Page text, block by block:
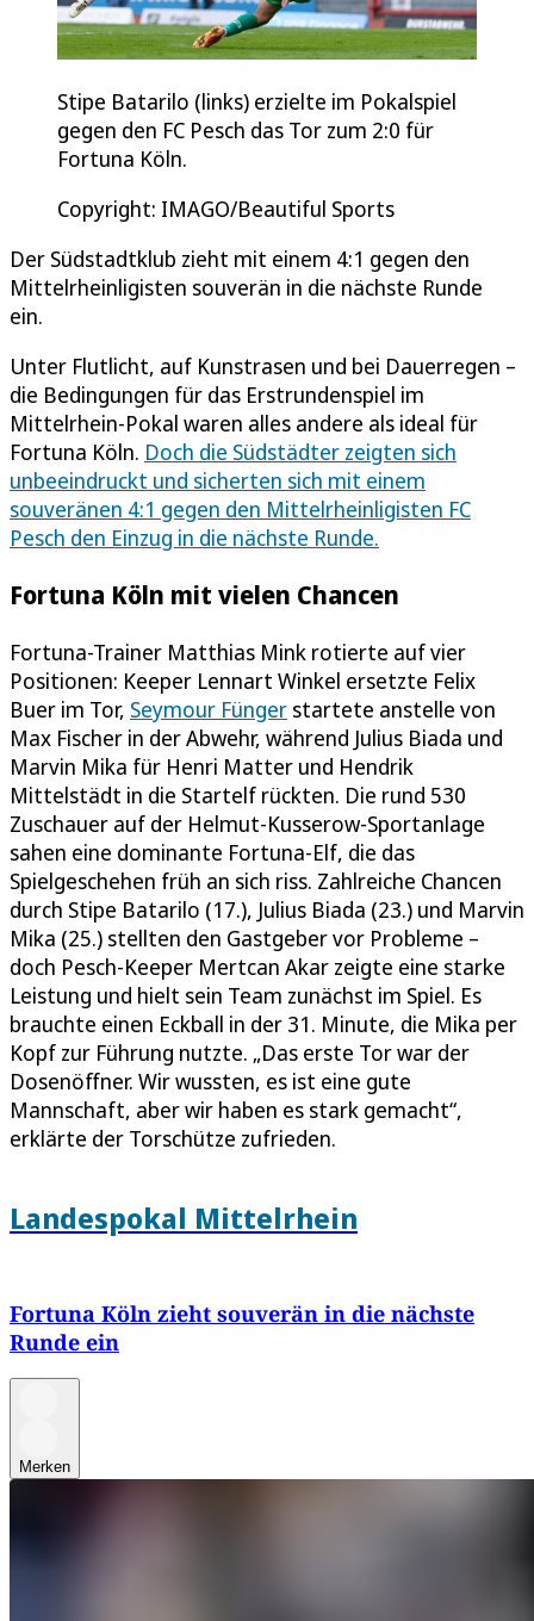
Stipe Batarilo (links) erzielte im Pokalspiel
gegen den FC Pesch das Tor zum 2:0 für
Fortuna Köln.
Copyright: IMAGO/Beautiful Sports
Der Südstadtklub zieht mit einem 4:1 gegen den
Mittelrheinligisten souverän in die nächste Runde
ein.
Unter Flutlicht, auf Kunstrasen und bei Dauerregen –
die Bedingungen für das Erstrundenspiel im
Mittelrhein-Pokal waren alles andere als ideal für
Fortuna Köln. Doch die Südstädter zeigten sich
unbeeindruckt und sicherten sich mit einem
souveränen 4:1 gegen den Mittelrheinligisten FC
Pesch den Einzug in die nächste Runde.
Fortuna Köln mit vielen Chancen
Fortuna-Trainer Matthias Mink rotierte auf vier
Positionen: Keeper Lennart Winkel ersetzte Felix
Buer im Tor, Seymour Fünger startete anstelle von
Max Fischer in der Abwehr, während Julius Biada und
Marvin Mika für Henri Matter und Hendrik
Mittelstädt in die Startelf rückten. Die rund 530
Zuschauer auf der Helmut-Kusserow-Sportanlage
sahen eine dominante Fortuna-Elf, die das
Spielgeschehen früh an sich riss. Zahlreiche Chancen
durch Stipe Batarilo (17.), Julius Biada (23.) und Marvin
Mika (25.) stellten den Gastgeber vor Probleme –
doch Pesch-Keeper Mertcan Akar zeigte eine starke
Leistung und hielt sein Team zunächst im Spiel. Es
brauchte einen Eckball in der 31. Minute, die Mika per
Kopf zur Führung nutzte. „Das erste Tor war der
Dosenöffner. Wir wussten, es ist eine gute
Mannschaft, aber wir haben es stark gemacht“,
erklärte der Torschütze zufrieden.
Landespokal Mittelrhein
Fortuna Köln zieht souverän in die nächste
Runde ein
Merken